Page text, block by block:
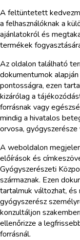
A feltüntetett
a felhasználóknak a
ajánlatokról és
termékek
Az oldalon található
dokumentumok
pontosságra, ezen
kizárólag a
forrásnak vagy
mindig a hivatalos
orvosa,
A weboldalon
előírások és
Gyógyszerészeti
származnak. Ezen
tartalmuk változhat,
gyógyszerész
konzultáljon
ellenőrizze a
forrásnál.